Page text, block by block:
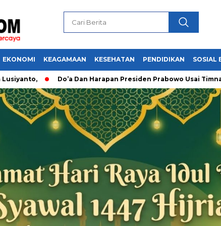
EKONOMI KEAGAMAAN KESEHATAN PENDIDIKAN SOSIAL
Do’a Dan Harapan Presiden Prabowo Usai Timnas